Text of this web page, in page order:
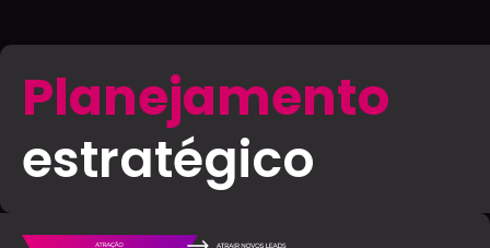
Planejamento
estratégico